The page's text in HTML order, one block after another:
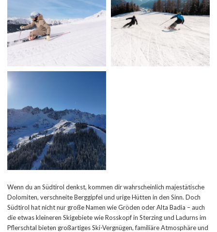
Wenn du an Südtirol denkst, kommen dir wahrscheinlich majestätische
Dolomiten, verschneite Berggipfel und urige Hütten in den Sinn. Doch
Südtirol hat nicht nur große Namen wie Gröden oder Alta Badia – auch
die etwas kleineren Skigebiete wie Rosskopf in Sterzing und Ladurns im
Pflerschtal bieten großartiges Ski-Vergnügen, familiäre Atmosphäre und